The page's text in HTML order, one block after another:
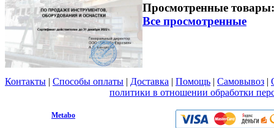
Просмотренные товары:
Все просмотренные
Контакты | Способы оплаты | Доставка | Помощь | Самовывоз |
политики в отношении обработки
Metabo